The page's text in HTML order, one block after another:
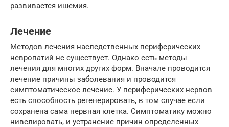
развивается ишемия.
Лечение
Методов лечения наследственных периферических
невропатий не существует. Однако есть методы
лечения для многих других форм. Вначале проводится
лечение причины заболевания и проводится
симптоматическое лечение. У периферических нервов
есть способность регенерировать, в том случае если
сохранена сама нервная клетка. Симптоматику можно
нивелировать, и устранение причин определенных